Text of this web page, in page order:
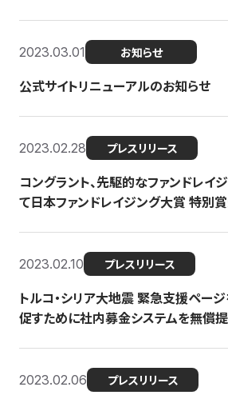
2023.03.01 お知らせ
公式サイトリニューアルのお知らせ
2023.02.28 プレスリリース
コングラント、先駆的なファンドレイ
て日本ファンドレイジング大賞 特別
2023.02.10 プレスリリース
トルコ・シリア大地震 緊急支援ペー
促すために社内募金システムを無償提
2023.02.06 プレスリリース